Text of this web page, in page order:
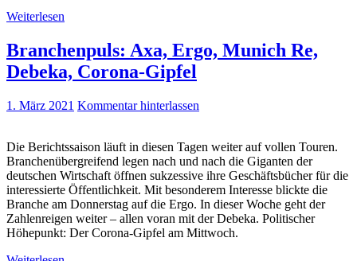
Weiterlesen
Branchenpuls: Axa, Ergo, Munich Re,
Debeka, Corona-Gipfel
1. März 2021 Kommentar hinterlassen
Die Berichtssaison läuft in diesen Tagen weiter auf vollen Touren.
Branchenübergreifend legen nach und nach die Giganten der
deutschen Wirtschaft öffnen sukzessive ihre Geschäftsbücher für die
interessierte Öffentlichkeit. Mit besonderem Interesse blickte die
Branche am Donnerstag auf die Ergo. In dieser Woche geht der
Zahlenreigen weiter – allen voran mit der Debeka. Politischer
Höhepunkt: Der Corona-Gipfel am Mittwoch.